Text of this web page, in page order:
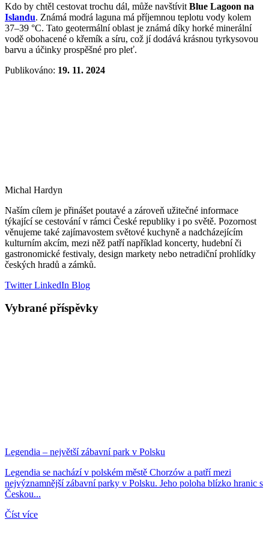
Kdo by chtěl cestovat trochu dál, může navštívit Blue Lagoon na
Islandu. Známá modrá laguna má příjemnou teplotu vody kolem
37–39 °C. Tato geotermální oblast je známá díky horké minerální
vodě obohacené o křemík a síru, což jí dodává krásnou tyrkysovou
barvu a účinky prospěšné pro pleť.
Publikováno: 19. 11. 2024
Michal Hardyn
Naším cílem je přinášet poutavé a zároveň užitečné informace
týkající se cestování v rámci České republiky i po světě. Pozornost
věnujeme také zajímavostem světové kuchyně a nadcházejícím
kulturním akcím, mezi něž patří například koncerty, hudební či
gastronomické festivaly, design markety nebo netradiční prohlídky
českých hradů a zámků.
TwitterLinkedIn Blog
Vybrané příspěvky
Legendia – největší zábavní park v Polsku
Legendia se nachází v polském městě Chorzów a patří mezi
nejvýznamnější zábavní parky v Polsku. Jeho poloha blízko hranic s
Českou...
Číst více